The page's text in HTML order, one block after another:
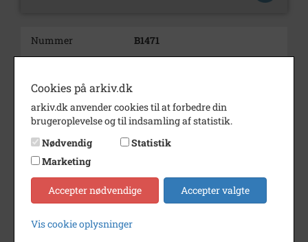
Nummer
B1471
Beskrivelse
Periode
1900 - 1930
Dateringsnote
Usikker datering
Fotograf
Arkiv
Slagelse Stads- og Lokalarkiv
Cookies på arkiv.dk
arkiv.dk anvender cookies til at forbedre din
brugeroplevelse og til indsamling af statistik.
Nødvendig
Statistik
Marketing
Accepter nødvendige Accepter valgte
Vis cookie oplysninger